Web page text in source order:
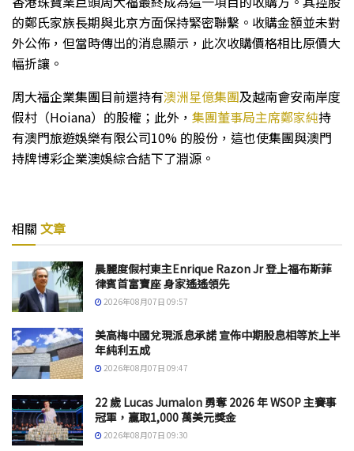
的鄭氏家族長期與北京方面保持緊密聯繫。收購金額並未對
外公佈，但當時傳出的消息顯示，此次收購價格相比原價大
幅折讓。
周大福企業集團目前還持有澳洲星億集團及越南會安南岸度
假村（Hoiana）的股權；此外， 集團董事局主席鄭家純持
有澳門旅遊娛樂有限公司10% 的股份，這也使集團與澳門
持牌博彩企業澳娛綜合結下了淵源。
相關 文章
晨麗度假村東主Enrique Razon Jr 登上福布斯菲
律賓首富寶座 身家遙遙領先
2026年08月07日 09:57
美高梅中國兌現派息承諾 宣佈中期股息相等於上半
年純利五成
2026年08月07日 09:47
22 歲 Lucas Jumalon 勇奪 2026 年 WSOP 主賽事
冠軍，贏取1,000 萬美元獎金
2026年08月07日 09:30